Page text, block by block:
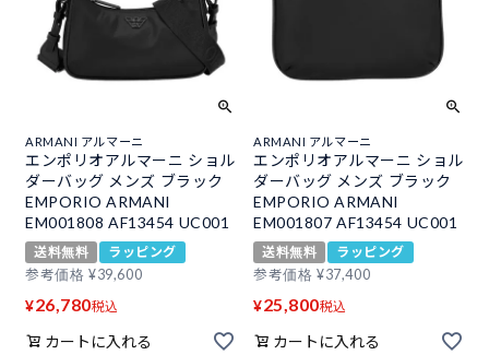
ARMANI アルマーニ
エンポリオアルマーニ ショル
ダーバッグ メンズ ブラック
EMPORIO ARMANI
EM001808 AF13454 UC001
送料無料
ラッピング
参考価格 ¥39,600
¥26,780税込
カートに入れる
ARMANI アルマーニ
エンポリオアルマーニ ショル
ダーバッグ メンズ ブラック
EMPORIO ARMANI
EM001807 AF13454 UC001
送料無料
ラッピング
参考価格 ¥37,400
¥25,800税込
カートに入れる